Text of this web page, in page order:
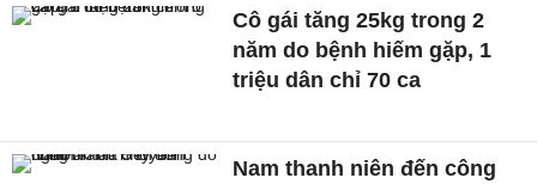
Cô gái tăng 25kg trong 2
năm do bệnh hiếm gặp, 1
triệu dân chỉ 70 ca
Nam thanh niên đến công